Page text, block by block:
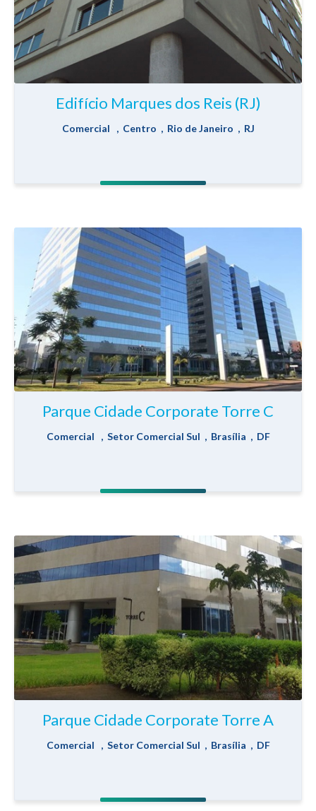
Edifício Marques dos Reis (RJ)
Comercial , Centro , Rio de Janeiro , RJ
Parque Cidade Corporate Torre C
Comercial , Setor Comercial Sul , Brasília , DF
Parque Cidade Corporate Torre A
Comercial , Setor Comercial Sul , Brasília , DF